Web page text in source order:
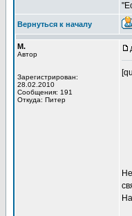
Вернуться к началу
М.
Автор
Зарегистрирован:
28.02.2010
Сообщения: 191
Откуда: Питер